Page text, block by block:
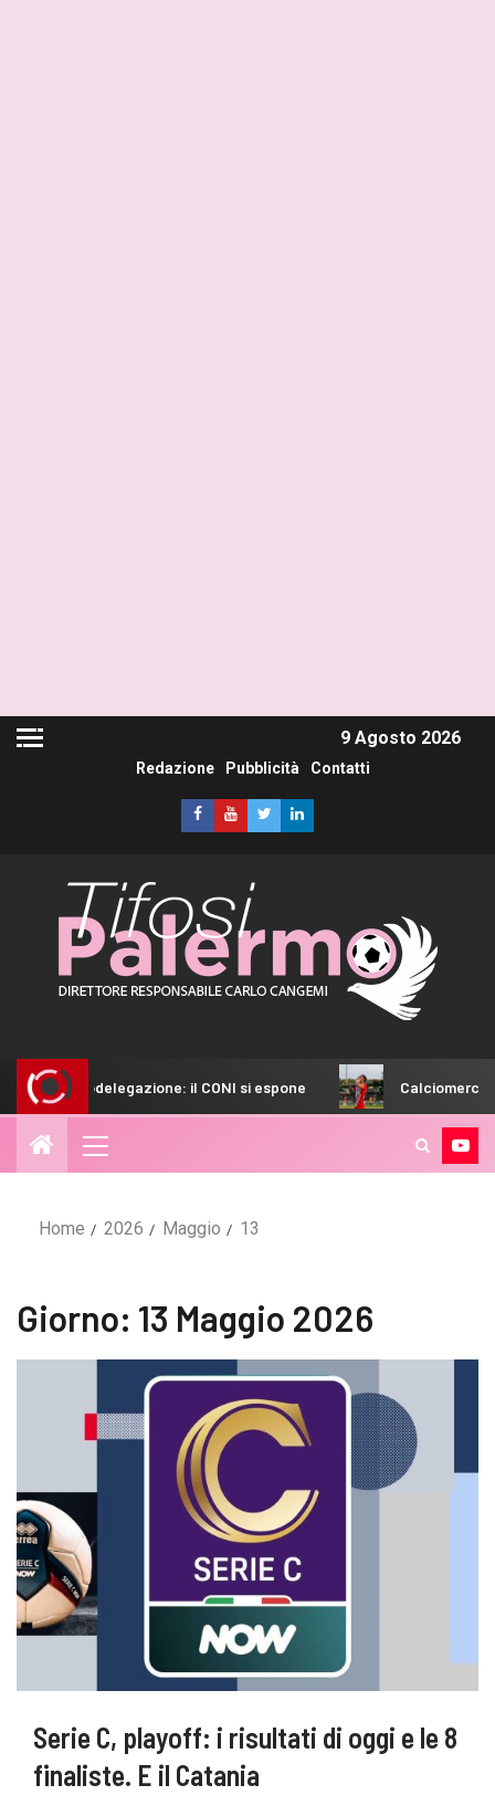
9 Agosto 2026
Redazione Pubblicità Contatti
il CONI si espone Calciomercato Palermo, stallo
Home 2026 Maggio 13
Giorno: 13 Maggio 2026
Serie C, playoff: i risultati di oggi e le 8
finaliste. E il Catania